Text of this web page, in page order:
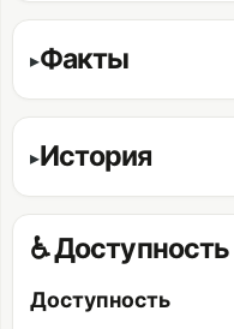
Факты
История
♿
Доступность